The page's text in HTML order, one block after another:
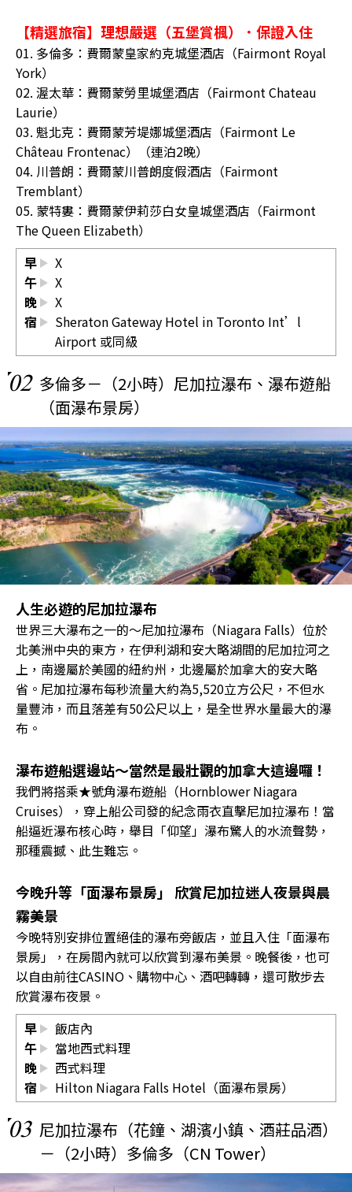
【精選旅宿】理想嚴選（五堡賞楓）．保證入住
01. 多倫多：費爾蒙皇家約克城堡酒店（Fairmont Royal
York）
02. 渥太華：費爾蒙勞里城堡酒店（Fairmont Chateau
Laurie）
03. 魁北克：費爾蒙芳堤娜城堡酒店（Fairmont Le
Château Frontenac）（連泊2晚）
04. 川普朗：費爾蒙川普朗度假酒店（Fairmont
Tremblant）
05. 蒙特婁：費爾蒙伊莉莎白女皇城堡酒店（Fairmont
The Queen Elizabeth）
早
X
午
X
晚
X
宿
Sheraton Gateway Hotel in Toronto Int’l
Airport 或同級
02 多倫多－（2小時）尼加拉瀑布、瀑布遊船
（面瀑布景房）
人生必遊的尼加拉瀑布
世界三大瀑布之一的～尼加拉瀑布（Niagara Falls）位於
北美洲中央的東方，在伊利湖和安大略湖間的尼加拉河之
上，南邊屬於美國的紐約州，北邊屬於加拿大的安大略
省。尼加拉瀑布每秒流量大約為5,520立方公尺，不但水
量豐沛，而且落差有50公尺以上，是全世界水量最大的瀑
布。
瀑布遊船選邊站〜當然是最壯觀的加拿大這邊囉！
我們將搭乘★號角瀑布遊船（Hornblower Niagara
Cruises），穿上船公司發的紀念雨衣直擊尼加拉瀑布！當
船逼近瀑布核心時，舉目「仰望」瀑布驚人的水流聲勢，
那種震撼、此生難忘。
今晚升等「面瀑布景房」 欣賞尼加拉迷人夜景與晨
霧美景
今晚特別安排位置絕佳的瀑布旁飯店，並且入住「面瀑布
景房」，在房間內就可以欣賞到瀑布美景。晚餐後，也可
以自由前往CASINO、購物中心、酒吧轉轉，還可散步去
欣賞瀑布夜景。
早
飯店內
午
當地西式料理
晚
西式料理
宿
Hilton Niagara Falls Hotel（面瀑布景房）
03 尼加拉瀑布（花鐘、湖濱小鎮、酒莊品酒）
－（2小時）多倫多（CN Tower）